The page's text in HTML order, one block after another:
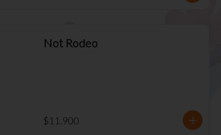
Not Rodeo
$11.900